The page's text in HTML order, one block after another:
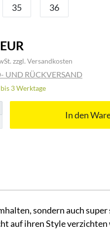
35 36
zzgl. Versandkosten
UND RÜCKVERSAND
3 Werktage
In den
sondern auch
auf ihren Style